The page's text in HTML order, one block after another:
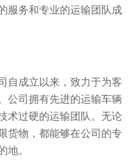
服务和专业的运输团队成
自成立以来，致力于为客
公司拥有先进的运输车辆
术过硬的运输团队。无论
货物，都能够在公司的专
地。